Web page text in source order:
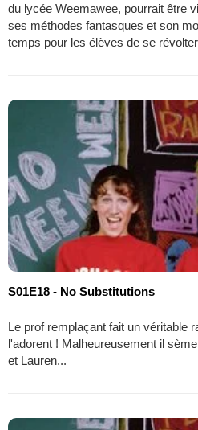
du lycée Weemawee, pourrait être
ses méthodes fantasques et son
temps pour les élèves de se
S01E18 - No Substitutions
Le prof remplaçant fait un véritable
l'adorent ! Malheureusement il
et Lauren...